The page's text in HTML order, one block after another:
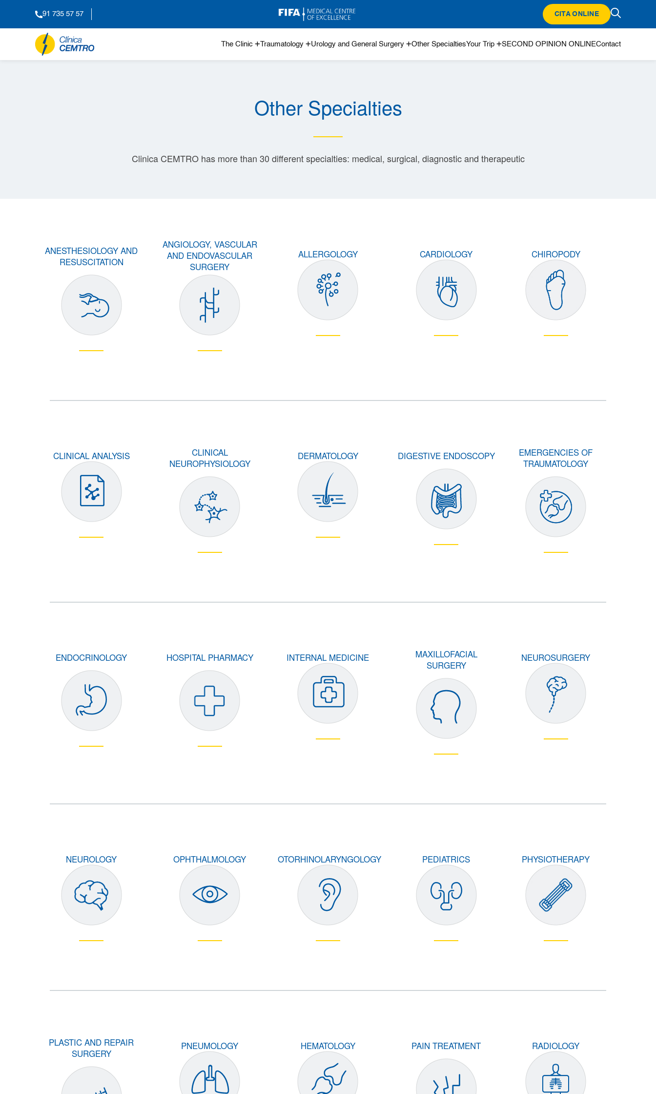
91 735 57 57 CITA ONLINE
The Clinic Traumatology Urology and General Surgery Other SpecialtiesYour Trip SECOND OPINION ONLINEContact
Other Specialties
Clinica CEMTRO has more than 30 different specialties: medical, surgical, diagnostic and therapeutic
ANESTHESIOLOGY AND
RESUSCITATION
ANGIOLOGY, VASCULAR
AND ENDOVASCULAR
SURGERY
ALLERGOLOGY CARDIOLOGY CHIROPODY
CLINICAL ANALYSIS
CLINICAL
NEUROPHYSIOLOGY
DERMATOLOGY DIGESTIVE ENDOSCOPY
EMERGENCIES OF
TRAUMATOLOGY
ENDOCRINOLOGY HOSPITAL PHARMACY INTERNAL MEDICINE
MAXILLOFACIAL
SURGERY
NEUROSURGERY
NEUROLOGY OPHTHALMOLOGY OTORHINOLARYNGOLOGY PEDIATRICS PHYSIOTHERAPY
PLASTIC AND REPAIR
SURGERY
PNEUMOLOGY HEMATOLOGY PAIN TREATMENT RADIOLOGY